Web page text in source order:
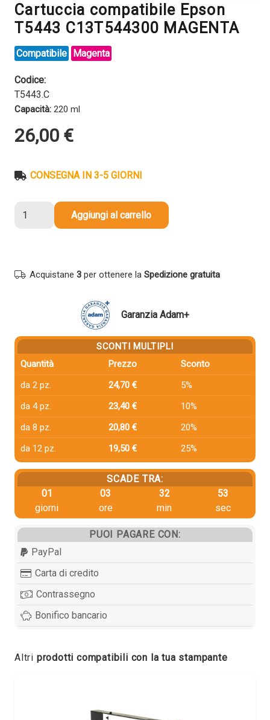
Cartuccia compatibile Epson
T5443 C13T544300 MAGENTA
Compatibile Magenta
Codice:
T5443.C
Capacità: 220 ml
26,00 €
CONSEGNA IN 3-5 GIORNI
compatibile
MAGENTA
Aggiungi al carrello
Acquistane 3 per ottenere la Spedizione gratuita
Garanzia Adam+
SCONTI MULTIPLI
Quantità
Prezzo
Sconto
da 2 pz.
24,70 €
5%
da 4 pz.
23,40 €
10%
da 8 pz.
20,80 €
20%
da 12 pz.
19,50 € 25%
SCADE TRA:
01
giorni
03
ore
32
min
53
sec
PUOI PAGARE CON:
PayPal
Carta di credito
Contrassegno
Bonifico bancario
Altri prodotti compatibili con la tua stampante